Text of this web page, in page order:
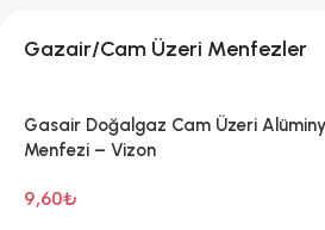
Gazair/Cam Üzeri Menfezler
Gasair Doğalgaz Cam Üzeri
Menfezi – Vizon
9,60₺